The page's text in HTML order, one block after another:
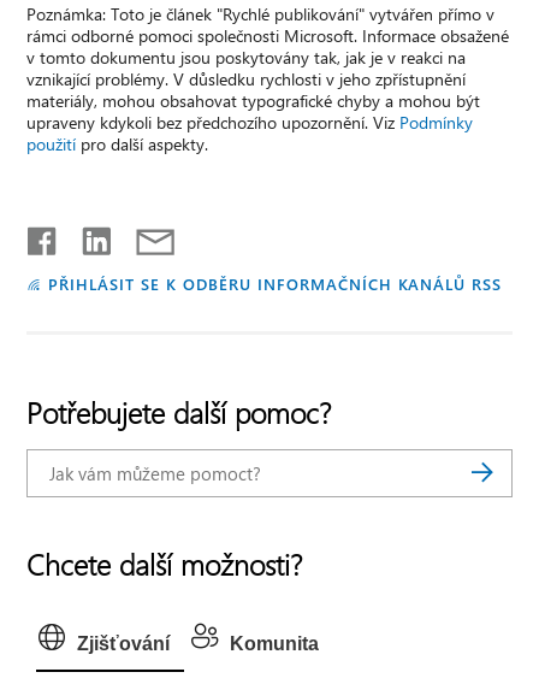
Poznámka: Toto je článek "Rychlé publikování" vytvářen přímo v
rámci odborné pomoci společnosti Microsoft. Informace obsažené
v tomto dokumentu jsou poskytovány tak, jak je v reakci na
vznikající problémy. V důsledku rychlosti v jeho zpřístupnění
materiály, mohou obsahovat typografické chyby a mohou být
upraveny kdykoli bez předchozího upozornění. Viz Podmínky
použití pro další aspekty.
PŘIHLÁSIT SE K ODBĚRU INFORMAČNÍCH KANÁLŮ RSS
Potřebujete další pomoc?
Chcete další možnosti?
Zjišťování Komunita